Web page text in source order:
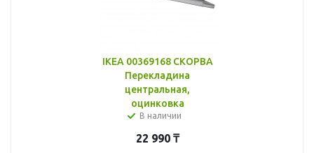
IKEA 00369168 СКОРВА
Перекладина
центральная,
оцинковка
В наличии
22 990₸